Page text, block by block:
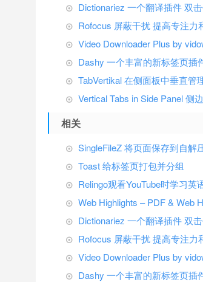
Dictionariez 一个翻译插件 双
Rofocus 屏蔽干扰 提高专注力
Video Downloader Plus by
Dashy 一个丰富的新标签页插
TabVertikal 在侧面板中垂直管
Vertical Tabs in Side Panel 侧
相关
SingleFileZ 将页面保存到自解
Toast 给标签页打包并分组
Relingo观看YouTube时学习
Web Highlights – PDF & Web
Dictionariez 一个翻译插件 双
Rofocus 屏蔽干扰 提高专注力
Video Downloader Plus by
Dashy 一个丰富的新标签页插